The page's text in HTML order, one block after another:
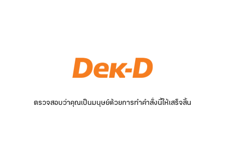
ตรวจสอบว่าคุณเป็นมนุษย์ด้วยการทำคำสั่งนี้ให้เสร็จสิ้น